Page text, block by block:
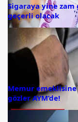
Sigaraya yine
geçerli olacak
Memur emeklisine
gözler AYM’de!